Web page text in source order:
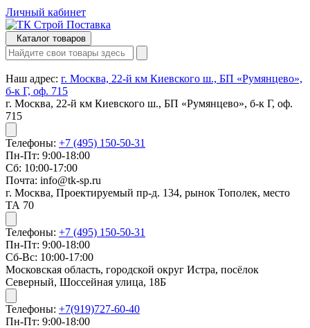
Личный кабинет
Каталог товаров
Наш адрес: г. Москва, 22-й км Киевского ш., БП «Румянцево»,
б-к Г, оф. 715
г. Москва, 22-й км Киевского ш., БП «Румянцево», б-к Г, оф.
715
Телефоны: +7 (495) 150-50-31
Пн-Пт: 9:00-18:00
Сб: 10:00-17:00
Почта: info@tk-sp.ru
г. Москва, Проектируемый пр-д. 134, рынок Тополек, место
ТА 70
Телефоны: +7 (495) 150-50-31
Пн-Пт: 9:00-18:00
Сб-Вс: 10:00-17:00
Московская область, городской округ Истра, посёлок
Северный, Шоссейная улица, 18Б
Телефоны: +7(919)727-60-40
Пн-Пт: 9:00-18:00